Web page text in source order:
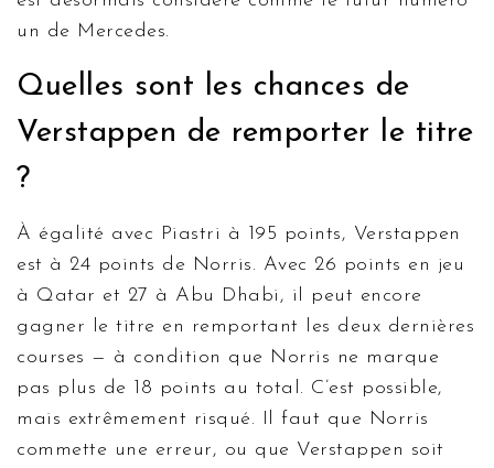
un de Mercedes.
Quelles sont les chances de
Verstappen de remporter le titre
?
À égalité avec Piastri à 195 points, Verstappen
est à 24 points de Norris. Avec 26 points en jeu
à Qatar et 27 à Abu Dhabi, il peut encore
gagner le titre en remportant les deux dernières
courses — à condition que Norris ne marque
pas plus de 18 points au total. C’est possible,
mais extrêmement risqué. Il faut que Norris
commette une erreur, ou que Verstappen soit